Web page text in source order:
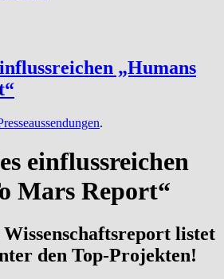
„Humans
.
einflussreichen
Mars Report“
listet
den Top-Projekten!